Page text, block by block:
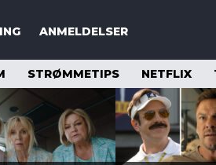
ANMELDELSER
STRØMMETIPS NETFLIX